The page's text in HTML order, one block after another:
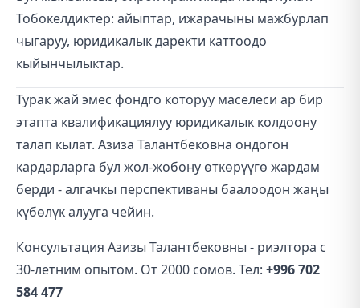
Тобокелдиктер: айыптар, ижарачыны мажбурлап
чыгаруу, юридикалык даректи каттоодо
кыйынчылыктар.
Турак жай эмес фондго которуу маселеси ар бир
этапта квалификациялуу юридикалык колдоону
талап кылат. Азиза Талантбековна ондогон
кардарларга бул жол-жобону өткөрүүгө жардам
берди - алгачкы перспективаны баалоодон жаңы
күбөлүк алууга чейин.
Консультация Азизы Талантбековны - риэлтора с
30-летним опытом. От 2000 сомов. Тел: +996 702
584 477